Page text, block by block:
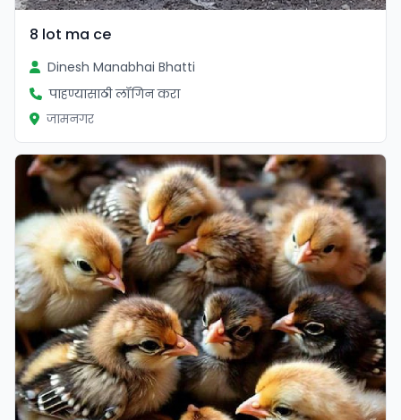
8 lot ma ce
Dinesh Manabhai Bhatti
पाहण्यासाठी लॉगिन करा
जामनगर